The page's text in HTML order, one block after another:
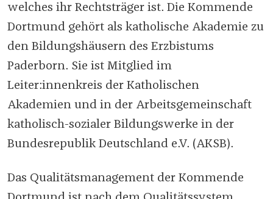
welches ihr Rechtsträger ist. Die Kommende
Dortmund gehört als katholische Akademie zu
den Bildungshäusern des Erzbistums
Paderborn. Sie ist Mitglied im
Leiter:innenkreis der Katholischen
Akademien und in der Arbeitsgemeinschaft
katholisch-sozialer Bildungswerke in der
Bundesrepublik Deutschland e.V. (AKSB).
Das Qualitätsmanagement der Kommende